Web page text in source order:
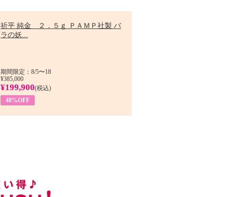
祈平 純金 ２．５ｇ ＰＡＭＰ社製 バ
ラの妖...
期間限定：8/5〜18
¥385,000
¥199,900(税込)
48%OFF